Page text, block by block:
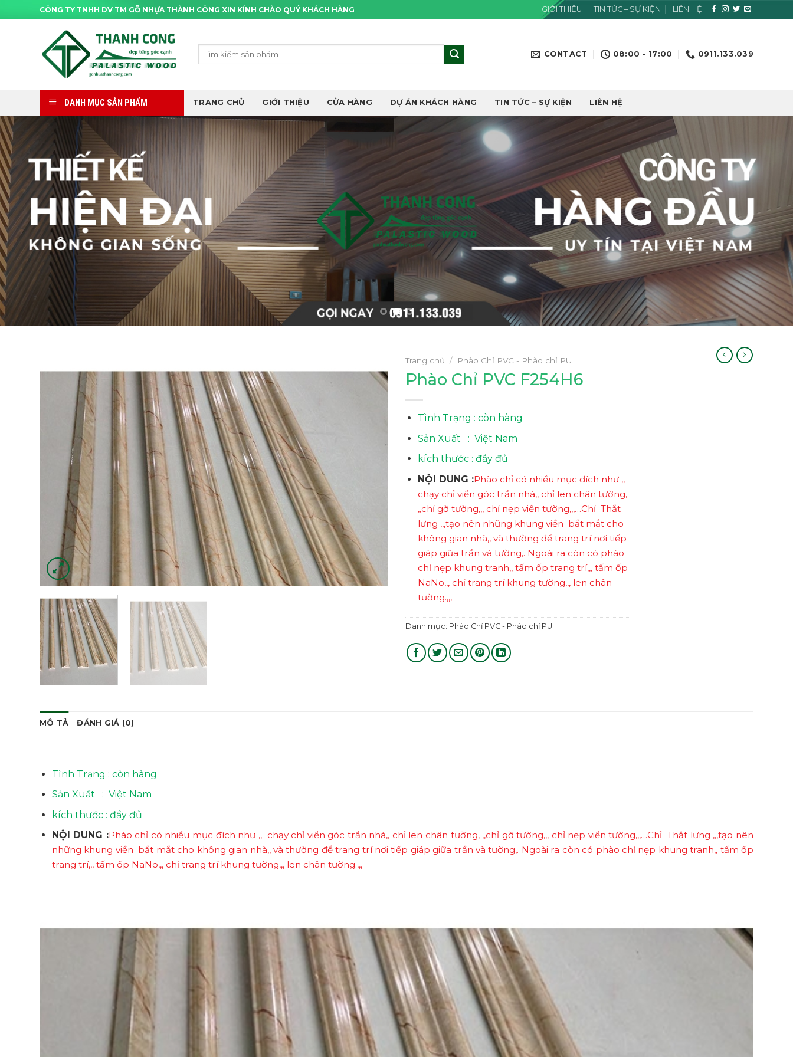
to
CÔNG TY TNHH DV TM GỖ NHỰA THÀNH CÔNG XIN KÍNH CHÀO QUÝ KHÁCH HÀNG GIỚI THIỆU TIN TỨC – SỰ KIỆN LIÊN HỆ
Tìm
CONTACT 08:00 - 17:00 0911.133.039
DANH MỤC SẢN PHẨM TRANG CHỦ GIỚI THIỆU CỬA HÀNG DỰ ÁN KHÁCH HÀNG TIN TỨC – SỰ KIỆN LIÊN HỆ
Trang chủ / Phào Chỉ PVC - Phào chỉ PU
Phào Chỉ PVC F254H6
Tình Trạng : còn hàng
Sản Xuất : Việt Nam
kích thước : đầy đủ
NỘI DUNG :Phào chỉ có nhiều mục đích như ,,
chạy chỉ viền góc trần nhà,, chỉ len chân tường,
,,chỉ gờ tường,,, chỉ nẹp viền tường,,,…Chỉ Thắt
lưng ,,,tạo nên những khung viền bắt mắt cho
không gian nhà,, và thường để trang trí nơi tiếp
giáp giữa trần và tường,. Ngoài ra còn có phào
chỉ nẹp khung tranh,, tấm ốp trang trí,,, tấm ốp
NaNo,,, chỉ trang trí khung tường,,, len chân
tường.,,,
Danh mục: Phào Chỉ PVC - Phào chỉ PU
MÔ TẢ ĐÁNH GIÁ (0)
Tình Trạng : còn hàng
Sản Xuất : Việt Nam
kích thước : đầy đủ
NỘI DUNG :Phào chỉ có nhiều mục đích như ,, chạy chỉ viền góc trần nhà,, chỉ len chân tường, ,,chỉ gờ tường,,, chỉ nẹp viền tường,,,…Chỉ Thắt lưng ,,,tạo nên
những khung viền bắt mắt cho không gian nhà,, và thường để trang trí nơi tiếp giáp giữa trần và tường,. Ngoài ra còn có phào chỉ nẹp khung tranh,, tấm ốp
trang trí,,, tấm ốp NaNo,,, chỉ trang trí khung tường,,, len chân tường.,,,